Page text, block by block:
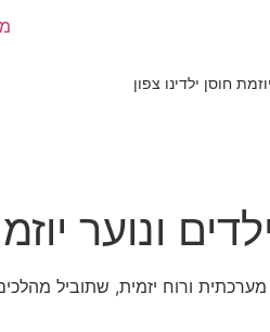
חוסן ילדינו צפון
ונוער
ורוח יזמית, שתוביל מהלכים